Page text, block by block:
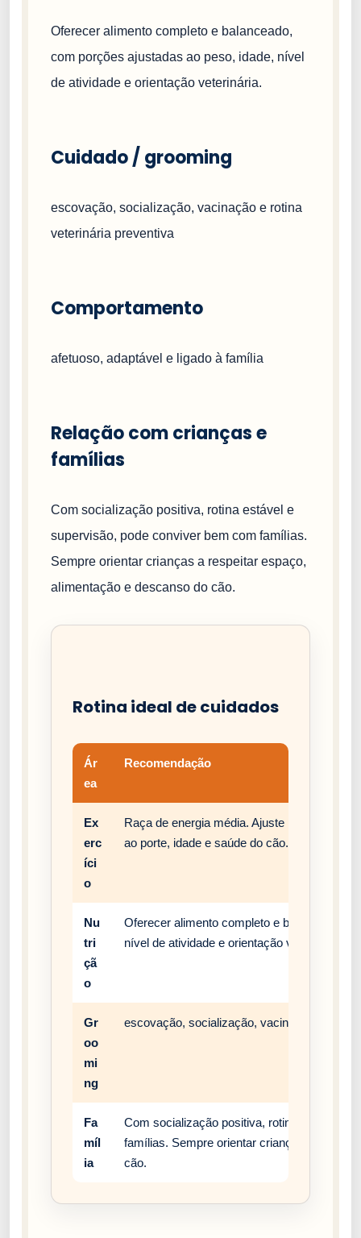
Oferecer alimento completo e balanceado,
com porções ajustadas ao peso, idade, nível
de atividade e orientação veterinária.
Cuidado / grooming
escovação, socialização, vacinação e rotina
veterinária preventiva
Comportamento
afetuoso, adaptável e ligado à família
Relação com crianças e
famílias
Com socialização positiva, rotina estável e
supervisão, pode conviver bem com famílias.
Sempre orientar crianças a respeitar espaço,
alimentação e descanso do cão.
Rotina ideal de cuidados
Ár
ea
Recomendação
Ex
erc
íci
o
Raça de energia média. Ajuste passeios,
ao porte, idade e saúde do cão.
Nu
tri
çã
o
Oferecer alimento completo e balanceado,
nível de atividade e orientação veterinária.
Gr
oo
mi
ng
escovação, socialização, vacinação e rotina
Fa
míl
ia
Com socialização positiva, rotina estável e
famílias. Sempre orientar crianças a
cão.